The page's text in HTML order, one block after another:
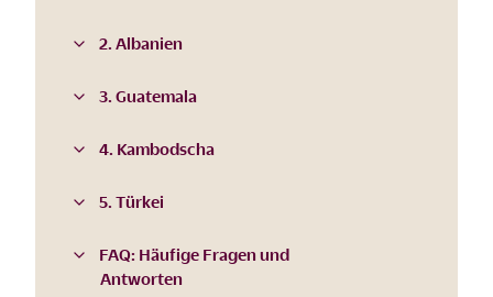
2. Albanien
3. Guatemala
4. Kambodscha
5. Türkei
FAQ: Häufige Fragen und
Antworten